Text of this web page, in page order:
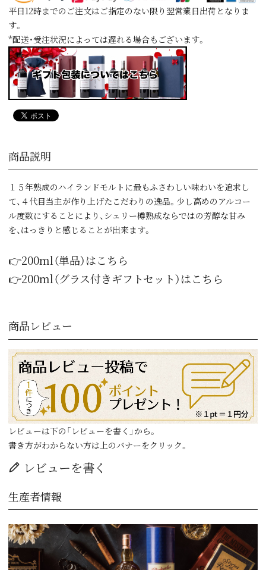
平日12時までのご注文はご指定のない限り翌営業日出荷となりま
す。
*配送・受注状況によっては遅れる場合もございます。
商品説明
１５年熟成のハイランドモルトに最もふさわしい味わいを追求し
て、４代目当主が作り上げたこだわりの逸品。少し高めのアルコー
ル度数にすることにより、シェリー樽熟成ならではの芳醇な甘み
を、はっきりと感じることが出来ます。
👉200ml（単品）はこちら
👉200ml（グラス付きギフトセット）はこちら
商品レビュー
レビューは下の「レビューを書く」から。
書き方がわからない方は上のバナーをクリック。
レビューを書く
生産者情報